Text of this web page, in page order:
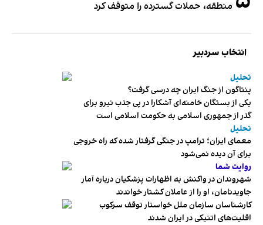
منطقه، حملات گسترده را متوقف کرد
انتخاب سردبیر
تحلیل
پنتاگون از جنگ ایران چه درسی گرفت؟
یکی از بستگان خامنه‌ای آشکارا در پی جذب نیرو برای
گذر از جمهوری اسلامی به حکومت اسلامی است
تحلیل
معمای ایران؛ ترامپ در جنگی گرفتار شده که راه خروجی
برای آن دیده نمی‌شود
روایت شما
شهروندان در واکنش به اظهارات پزشکیان درباره آمار
جاویدنامان، او را از عاملان کشتار خواندند
کارشناسان سازمان ملل خواستار توقف سرکوب
اقلیت‌های اتنیکی در ایران شدند